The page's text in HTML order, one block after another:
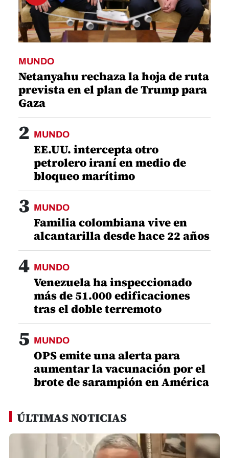
MUNDO
Netanyahu rechaza la hoja de ruta
prevista en el plan de Trump para
Gaza
2 MUNDO
EE.UU. intercepta otro
petrolero iraní en medio de
bloqueo marítimo
3 MUNDO
Familia colombiana vive en
alcantarilla desde hace 22 años
4 MUNDO
Venezuela ha inspeccionado
más de 51.000 edificaciones
tras el doble terremoto
5 MUNDO
OPS emite una alerta para
aumentar la vacunación por el
brote de sarampión en América
ÚLTIMAS NOTICIAS